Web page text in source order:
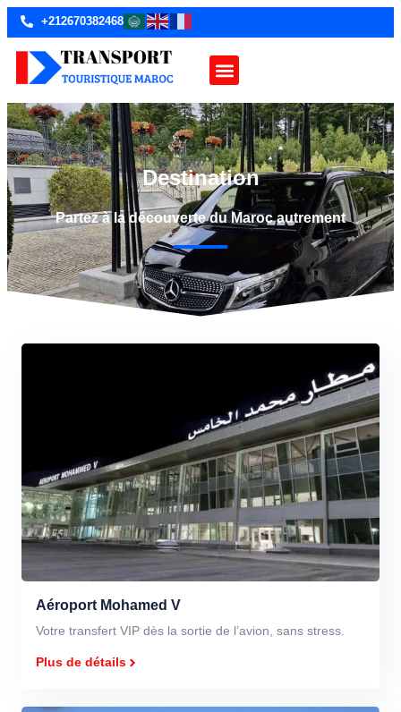
+212670382468
Destination
Partez à la découverte du Maroc autrement
Aéroport Mohamed V
Votre transfert VIP dès la sortie de l’avion, sans stress.
Plus de détails